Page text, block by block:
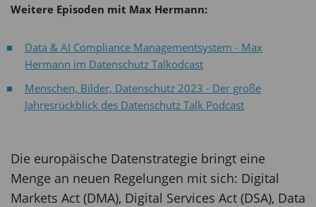
Weitere Episoden mit Max Hermann:
Data & AI Compliance Managementsystem - Max
Hermann im Datenschutz Talkodcast
Menschen, Bilder, Datenschutz 2023 - Der große
Jahresrückblick des Datenschutz Talk Podcast
Die europäische Datenstrategie bringt eine
Menge an neuen Regelungen mit sich: Digital
Markets Act (DMA), Digital Services Act (DSA), Data